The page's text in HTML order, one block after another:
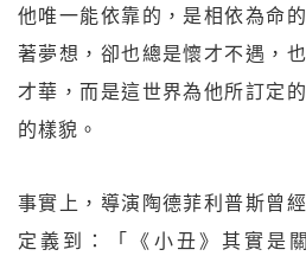
他唯一能依靠的，是相依為命
著夢想，卻也總是懷才不遇，
才華，而是這世界為他所訂定
的樣貌。
事實上，導演陶德菲利普斯曾
定義到：「《小丑》其實是